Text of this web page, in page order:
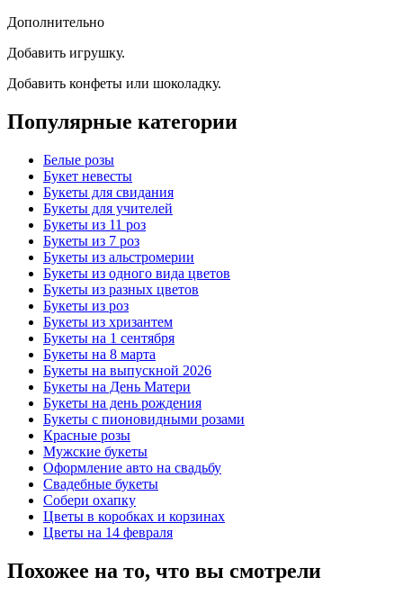
Дополнительно
Добавить игрушку.
Добавить конфеты или шоколадку.
Популярные категории
Белые розы
Букет невесты
Букеты для свидания
Букеты для учителей
Букеты из 11 роз
Букеты из 7 роз
Букеты из альстромерии
Букеты из одного вида цветов
Букеты из разных цветов
Букеты из роз
Букеты из хризантем
Букеты на 1 сентября
Букеты на 8 марта
Букеты на выпускной 2026
Букеты на День Матери
Букеты на день рождения
Букеты с пионовидными розами
Красные розы
Мужские букеты
Оформление авто на свадьбу
Свадебные букеты
Собери охапку
Цветы в коробках и корзинах
Цветы на 14 февраля
Похожее на то, что вы смотрели